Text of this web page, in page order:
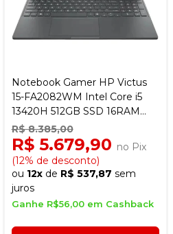
Notebook Gamer HP Victus
15-FA2082WM Intel Core i5
13420H 512GB SSD 16RAM
15.6" / GeForce RTX4050 6GB -
Preto
R$ 8.385,00
R$ 5.679,90 no Pix
(12% de desconto)
ou 12xde R$ 537,87 sem
juros
Ganhe R$56,00 em Cashback